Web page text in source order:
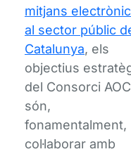
mitjans
al sector públic
Catalunya, els
objectius
del Consorci AOC
són,
fonamentalment,
col·laborar amb